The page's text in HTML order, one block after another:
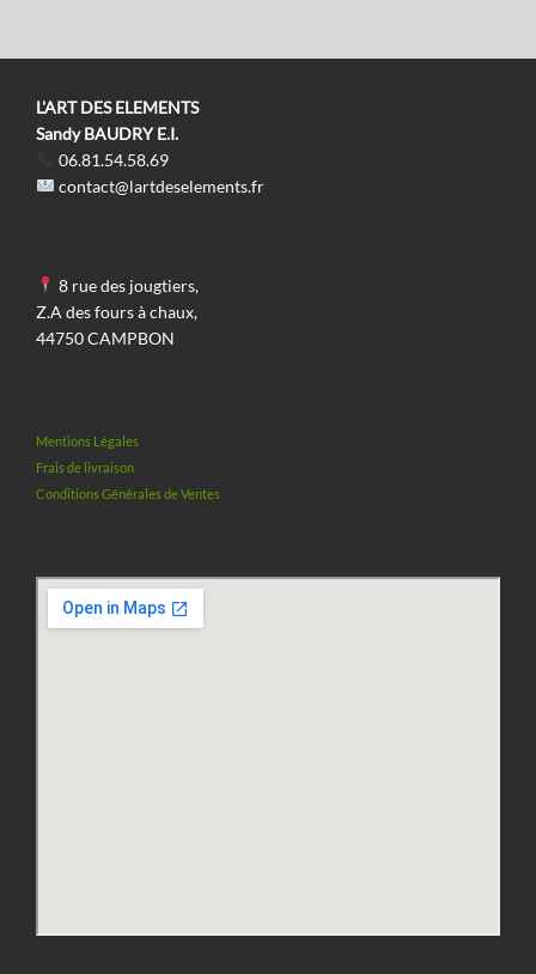
Les
L'ART DES ELEMENTS
Sandy BAUDRY E.I.
06.81.54.58.69
contact@lartdeselements.fr
8 rue des jougtiers,
Z.A des fours à chaux,
44750 CAMPBON
Mentions Légales
Frais de livraison
Conditions Générales de Ventes